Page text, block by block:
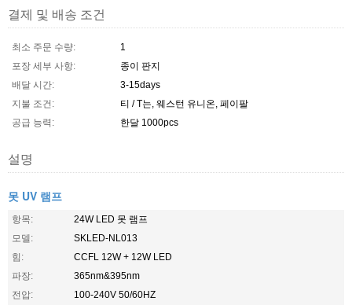
결제 및 배송 조건
최소 주문 수량:
1
포장 세부 사항:
종이 판지
배달 시간:
3-15days
지불 조건:
티 / T는, 웨스턴 유니온, 페이팔
공급 능력:
한달 1000pcs
설명
못 UV 램프
항목:
24W LED 못 램프
모델:
SKLED-NL013
힘:
CCFL 12W + 12W LED
파장:
365nm&395nm
전압:
100-240V 50/60HZ